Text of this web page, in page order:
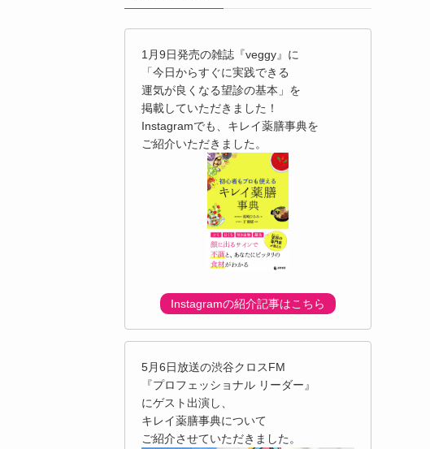
1月9日発売の雑誌『veggy』に
「今日からすぐに実践できる
運気が良くなる望診の基本」を
掲載していただきました！
Instagramでも、キレイ薬膳事典を
ご紹介いただきました。
Instagramの紹介記事はこちら
5月6日放送の渋谷クロスFM
『プロフェッショナル リーダー』
にゲスト出演し、
キレイ薬膳事典について
ご紹介させていただきました。